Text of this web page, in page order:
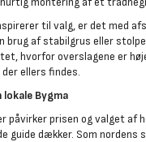
til valg, er det med
brug af stabilgrus eller
hvorfor overslagene er
ellers findes.
lokale Bygma
påvirker prisen og valget af
guide dækker. Som